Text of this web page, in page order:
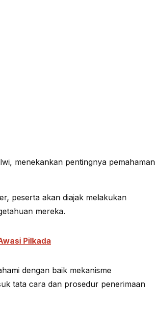
menekankan pentingnya pemahaman
peserta akan diajak melakukan
mereka.
Pilkada
dengan baik mekanisme
tata cara dan prosedur penerimaan